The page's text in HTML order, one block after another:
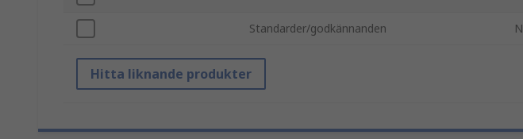
Standarder/godkännanden
Hitta liknande produkter